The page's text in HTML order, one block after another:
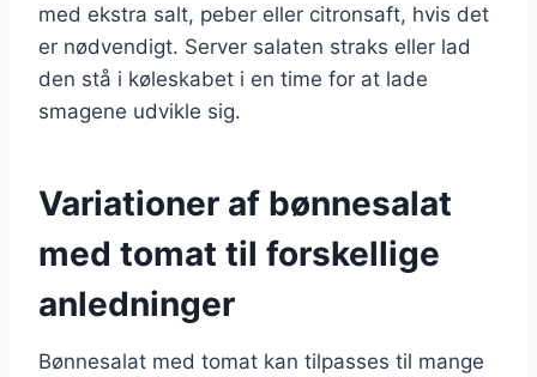
med ekstra salt, peber eller citronsaft, hvis det
er nødvendigt. Server salaten straks eller lad
den stå i køleskabet i en time for at lade
smagene udvikle sig.
Variationer af bønnesalat
med tomat til forskellige
anledninger
Bønnesalat med tomat kan tilpasses til mange